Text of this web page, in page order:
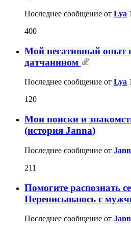
Последнее сообщение от Lya
400
Мой негативный опыт
датчанином
Последнее сообщение от Lya
120
Мои поиски и
(история Janna)
Последнее сообщение от
211
Помогите распознать
Переписываюсь с
Последнее сообщение от